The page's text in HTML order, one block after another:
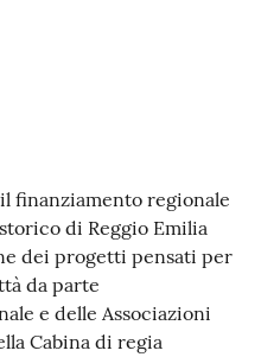
finanziamento regionale
di Reggio Emilia
dei progetti pensati per
da parte
e delle Associazioni
Cabina di regia